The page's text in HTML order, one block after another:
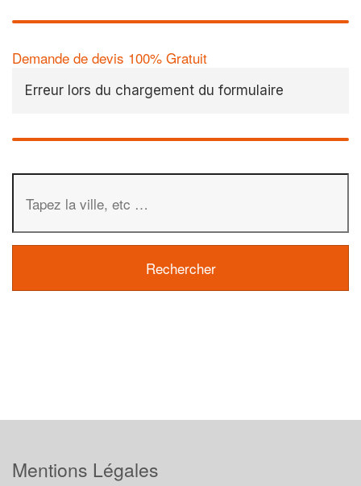
Demande de devis 100% Gratuit
Erreur lors du chargement du formulaire
Mentions Légales